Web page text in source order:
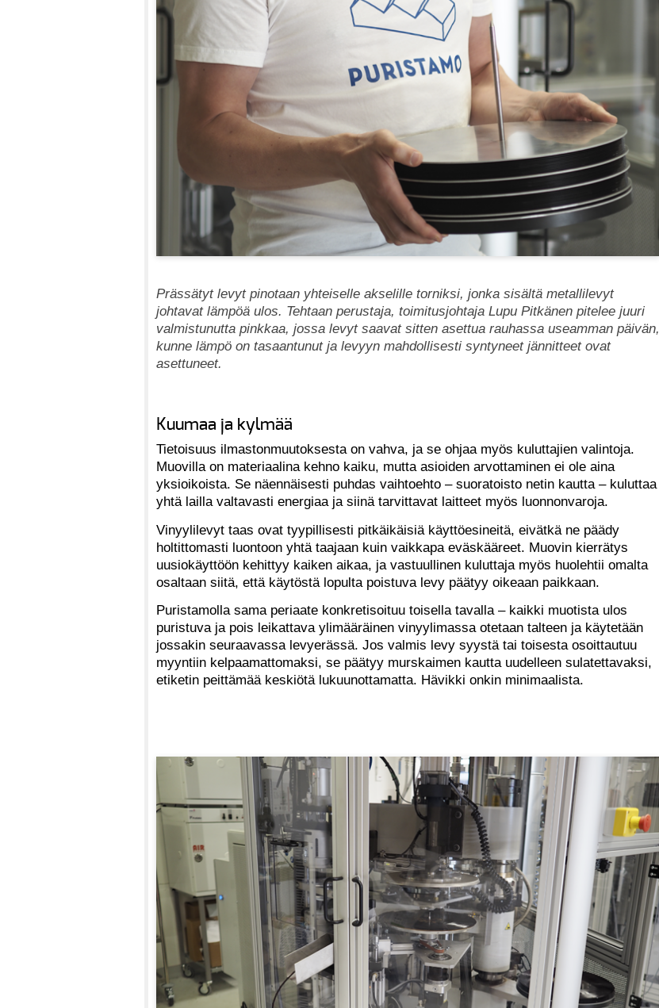
Prässätyt levyt pinotaan yhteiselle akselille torniksi, jonka sisältä metallilevyt
johtavat lämpöä ulos. Tehtaan perustaja, toimitusjohtaja Lupu Pitkänen pitelee juuri
valmistunutta pinkkaa, jossa levyt saavat sitten asettua rauhassa useamman päivän,
kunne lämpö on tasaantunut ja levyyn mahdollisesti syntyneet jännitteet ovat
asettuneet.
Kuumaa ja kylmää
Tietoisuus ilmastonmuutoksesta on vahva, ja se ohjaa myös kuluttajien valintoja.
Muovilla on materiaalina kehno kaiku, mutta asioiden arvottaminen ei ole aina
yksioikoista. Se näennäisesti puhdas vaihtoehto – suoratoisto netin kautta – kuluttaa
yhtä lailla valtavasti energiaa ja siinä tarvittavat laitteet myös luonnonvaroja.
Vinyylilevyt taas ovat tyypillisesti pitkäikäisiä käyttöesineitä, eivätkä ne päädy
holtittomasti luontoon yhtä taajaan kuin vaikkapa eväskääreet. Muovin kierrätys
uusiokäyttöön kehittyy kaiken aikaa, ja vastuullinen kuluttaja myös huolehtii omalta
osaltaan siitä, että käytöstä lopulta poistuva levy päätyy oikeaan paikkaan.
Puristamolla sama periaate konkretisoituu toisella tavalla – kaikki muotista ulos
puristuva ja pois leikattava ylimääräinen vinyylimassa otetaan talteen ja käytetään
jossakin seuraavassa levyerässä. Jos valmis levy syystä tai toisesta osoittautuu
myyntiin kelpaamattomaksi, se päätyy murskaimen kautta uudelleen sulatettavaksi,
etiketin peittämää keskiötä lukuunottamatta. Hävikki onkin minimaalista.